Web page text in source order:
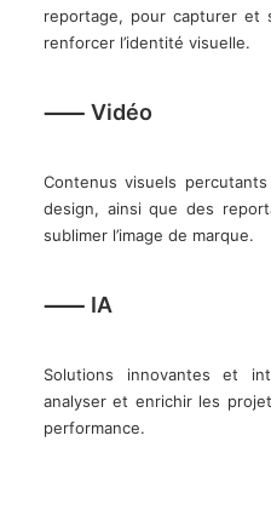
reportage, pour capturer et
renforcer l’identité visuelle.
⸺ Vidéo
Contenus visuels
design, ainsi que des
sublimer l’image de marque.
⸺ IA
Solutions innovantes et
analyser et enrichir les
performance.